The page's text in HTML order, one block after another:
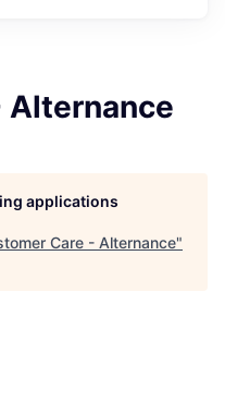
Alternance
applications
Care - Alternance"